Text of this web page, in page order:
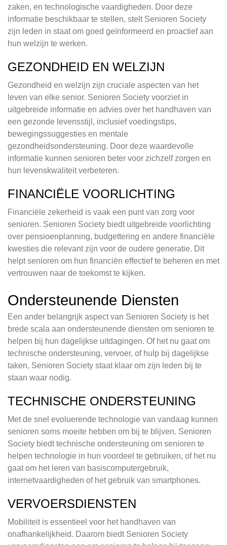
zaken, en technologische vaardigheden. Door deze
informatie beschikbaar te stellen, stelt Senioren Society
zijn leden in staat om goed geïnformeerd en proactief aan
hun welzijn te werken.
GEZONDHEID EN WELZIJN
Gezondheid en welzijn zijn cruciale aspecten van het
leven van elke senior. Senioren Society voorziet in
uitgebreide informatie en advies over het handhaven van
een gezonde levensstijl, inclusief voedingstips,
bewegingssuggesties en mentale
gezondheidsondersteuning. Door deze waardevolle
informatie kunnen senioren beter voor zichzelf zorgen en
hun levenskwaliteit verbeteren.
FINANCIËLE VOORLICHTING
Financiële zekerheid is vaak een punt van zorg voor
senioren. Senioren Society biedt uitgebreide voorlichting
over pensioenplanning, budgettering en andere financiële
kwesties die relevant zijn voor de oudere generatie. Dit
helpt senioren om hun financiën effectief te beheren en met
vertrouwen naar de toekomst te kijken.
Ondersteunende Diensten
Een ander belangrijk aspect van Senioren Society is het
brede scala aan ondersteunende diensten om senioren te
helpen bij hun dagelijkse uitdagingen. Of het nu gaat om
technische ondersteuning, vervoer, of hulp bij dagelijkse
taken, Senioren Society staat klaar om zijn leden bij te
staan waar nodig.
TECHNISCHE ONDERSTEUNING
Met de snel evoluerende technologie van vandaag kunnen
senioren soms moeite hebben om bij te blijven. Senioren
Society biedt technische ondersteuning om senioren te
helpen technologie in hun voordeel te gebruiken, of het nu
gaat om het leren van basiscomputergebruik,
internetvaardigheden of het gebruik van smartphones.
VERVOERSDIENSTEN
Mobiliteit is essentieel voor het handhaven van
onafhankelijkheid. Daarom biedt Senioren Society